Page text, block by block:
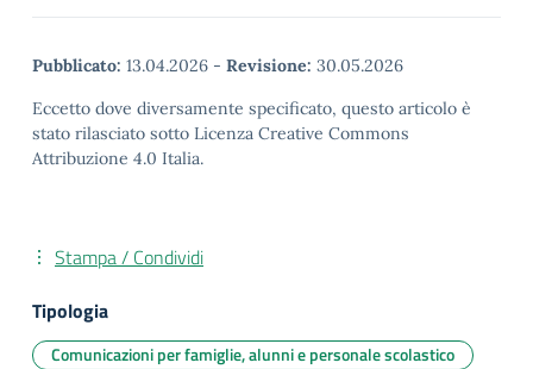
Pubblicato: 13.04.2026 - Revisione: 30.05.2026
Eccetto dove diversamente specificato, questo articolo è
stato rilasciato sotto Licenza Creative Commons
Attribuzione 4.0 Italia.
Stampa / Condividi
Tipologia
Comunicazioni per famiglie, alunni e personale scolastico